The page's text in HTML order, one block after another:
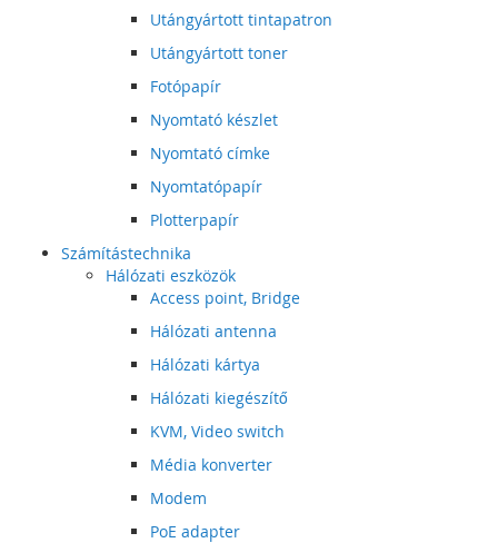
Utángyártott tintapatron
Utángyártott toner
Fotópapír
Nyomtató készlet
Nyomtató címke
Nyomtatópapír
Plotterpapír
Számítástechnika
Hálózati eszközök
Access point, Bridge
Hálózati antenna
Hálózati kártya
Hálózati kiegészítő
KVM, Video switch
Média konverter
Modem
PoE adapter